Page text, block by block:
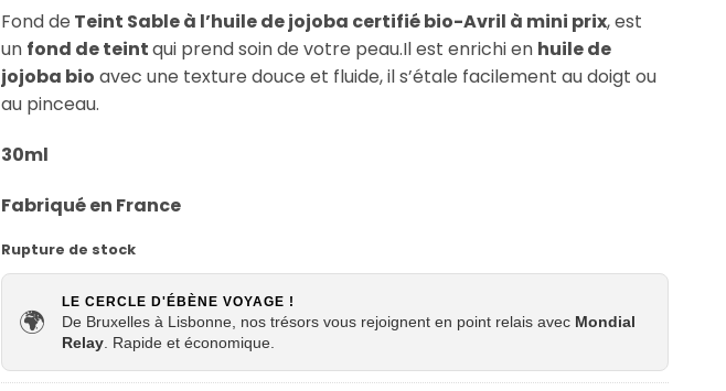
Fond de Teint Sable à l’huile de jojoba certifié bio-Avril à mini prix, est
un fond de teintqui prend soin de votre peau.Il est enrichi en huile de
jojoba bio avec une texture douce et fluide, il s’étale facilement au doigt ou
au pinceau.
30ml
Fabriqué en France
Rupture de stock
🌍
LE CERCLE D'ÉBÈNE VOYAGE !
De Bruxelles à Lisbonne, nos trésors vous rejoignent en point relais avec Mondial
Relay. Rapide et économique.